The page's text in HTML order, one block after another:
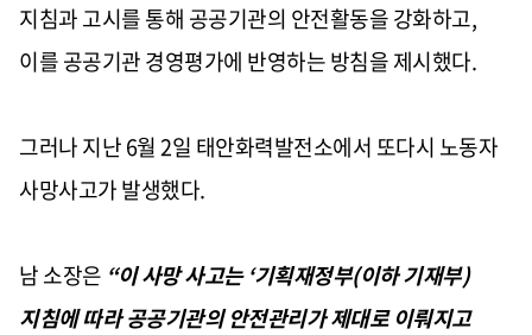
지침과 고시를 통해 공공기관의 안전활동을 강화하고,
이를 공공기관 경영평가에 반영하는 방침을 제시했다.
그러나 지난 6월 2일 태안화력발전소에서 또다시 노동자
사망사고가 발생했다.
남 소장은 “이 사망 사고는 ‘기획재정부(이하 기재부)
지침에 따라 공공기관의 안전관리가 제대로 이뤄지고